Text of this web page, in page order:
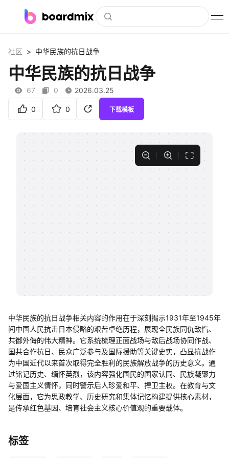
社区资源
下载
私有化部署
支持
帮助中心
知识分享社区
社区 > 中华民族的抗日战争
中华民族的抗日战争
67 0 2026.03.25
0 0 下载模板
中华民族的抗日战争相关内容的作用在于深刻揭示1931年至1945年
间中国人民抗击日本侵略的艰苦卓绝历程，展现全民族同仇敌忾、
共御外侮的伟大精神。它系统梳理正面战场与敌后战场协同作战、
国共合作抗日、民众广泛参与及国际援助等关键史实，凸显抗战作
为中国近代以来首次取得完全胜利的民族解放战争的历史意义。通
过铭记历史、缅怀英烈，该内容强化国民的国家认同、民族凝聚力
与爱国主义情怀，同时警示后人珍爱和平、捍卫主权。在教育与文
化层面，它为思政教学、历史研究和集体记忆构建提供核心素材，
是传承红色基因、培育社会主义核心价值观的重要载体。
标签